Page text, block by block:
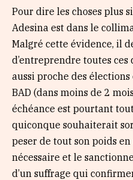
Pour dire les choses plus
Adesina est dans le
Malgré cette évidence, il
d’entreprendre toutes ces
aussi proche des
BAD (dans moins de 2
échéance est pourtant
quiconque souhaiterait
peser de tout son poids
nécessaire et le
d’un suffrage qui